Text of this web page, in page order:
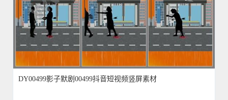
DY00499影子默剧00499抖音短视频竖屏素材